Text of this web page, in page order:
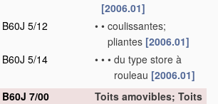
[2006.01]
B60J 5/12
• • coulissantes;
pliantes [2006.01]
B60J 5/14
• • • du type store à
rouleau [2006.01]
B60J 7/00
Toits amovibles; Toits